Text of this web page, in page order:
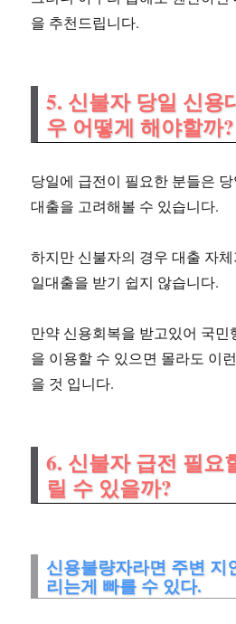
을 추천드립니다.
5. 신불자 당일 신용
우 어떻게 해야할까?
당일에 급전이 필요한 분들은
대출을 고려해볼 수 있습니다.
하지만 신불자의 경우 대출 자
일대출을 받기 쉽지 않습니다.
만약 신용회복을 받고있어 국민
을 이용할 수 있으면 몰라도 이
을 것 입니다.
6. 신불자 급전 필요
릴 수 있을까?
신용불량자라면 주변 지
리는게 빠를 수 있다.